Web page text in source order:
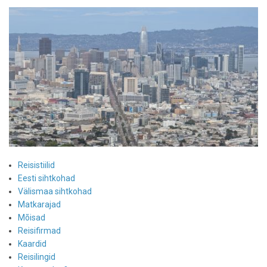
Reisistiilid
Eesti sihtkohad
Välismaa sihtkohad
Matkarajad
Mõisad
Reisifirmad
Kaardid
Reisilingid